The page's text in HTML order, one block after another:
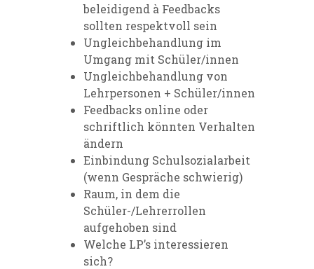
beleidigend à Feedbacks
sollten respektvoll sein
Ungleichbehandlung im
Umgang mit Schüler/innen
Ungleichbehandlung von
Lehrpersonen + Schüler/innen
Feedbacks online oder
schriftlich könnten Verhalten
ändern
Einbindung Schulsozialarbeit
(wenn Gespräche schwierig)
Raum, in dem die
Schüler-/Lehrerrollen
aufgehoben sind
Welche LP’s interessieren
sich?